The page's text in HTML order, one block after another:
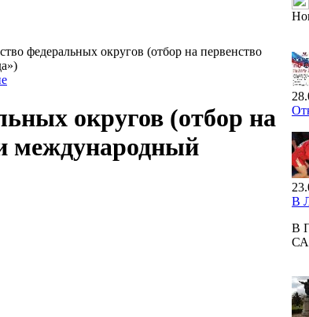
федеральных округов (отбор на первенство
округов (отбор на
международный
В
В